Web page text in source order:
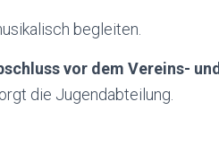
begleiten.
vor dem Vereins- und
die Jugendabteilung.